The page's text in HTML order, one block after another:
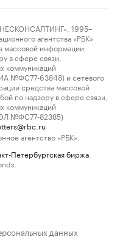
1995–
агентства «РБК»
массовой информации
в сфере связи,
коммуникаций
№ФС77-63848) и сетевого
средства массовой
по надзору в сфере связи,
коммуникаций
ЭЛ №ФС77-82385)
агентство «РБК».
Петербургская биржа
данных